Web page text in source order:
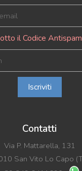
il Codice
Iscriviti
Contatti
Via P. Mattarella, 131
San Vito Lo Capo